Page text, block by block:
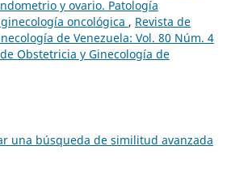
y ovario. Patología
oncológica , Revista de
de Venezuela: Vol. 80 Núm. 4
Obstetricia y Ginecología de
una búsqueda de similitud avanzada